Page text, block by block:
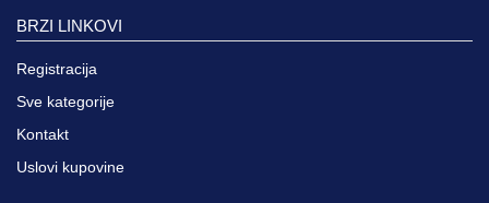
BRZI LINKOVI
Registracija
Sve kategorije
Kontakt
Uslovi kupovine